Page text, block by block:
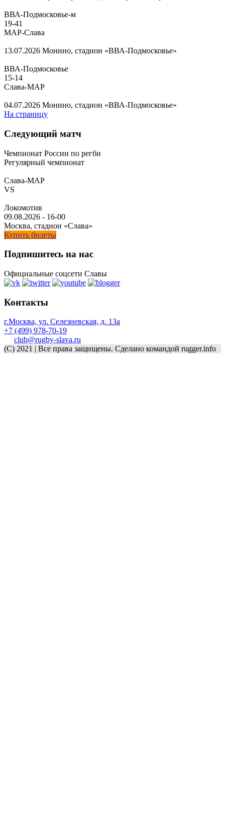
ВВА-Подмосковье-м
19-41
МАР-Слава
13.07.2026 Монино, стадион «ВВА-Подмосковье»
ВВА-Подмосковье
15-14
Слава-МАР
04.07.2026 Монино, стадион «ВВА-Подмосковье»
На страницу
Следующий матч
Чемпионат России по регби
Регулярный чемпионат
Слава-МАР
VS
Локомотив
09.08.2026 - 16-00
Москва, стадион «Слава»
Купить билеты
Подпишитесь на нас
Официальные соцсети Славы
Контакты
г.Москва, ул. Селезневская, д. 13a
+7 (499) 978-70-19
club@rugby-slava.ru
(C) 2021 | Все права защищены. Сделано командой rugger.info